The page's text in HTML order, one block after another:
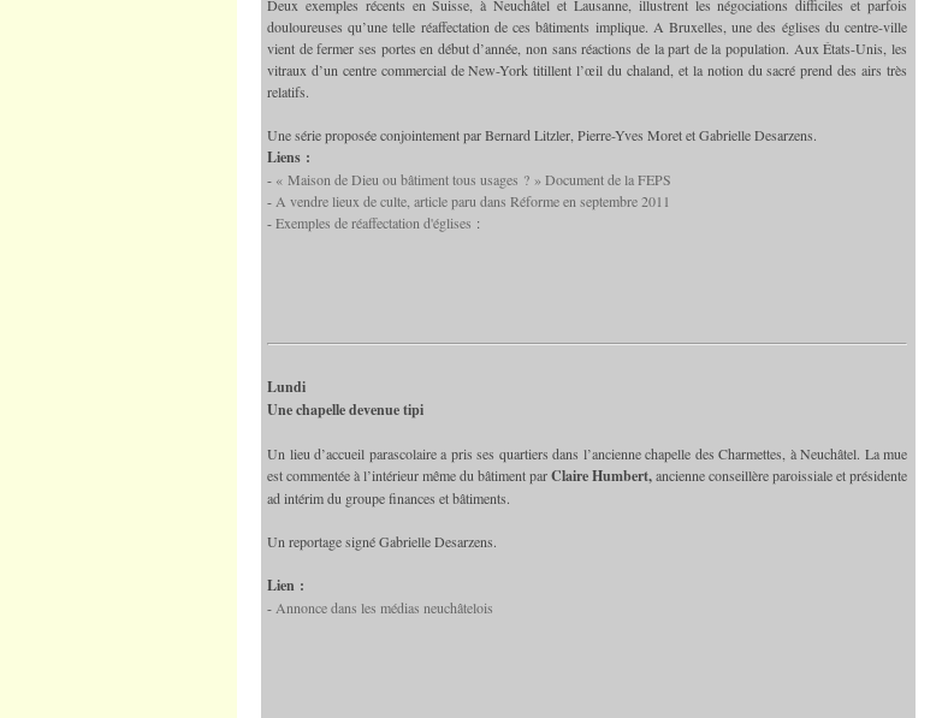
Deux exemples récents en Suisse, à Neuchâtel et Lausanne, illustrent les négociations difficiles et parfois
douloureuses qu’une telle réaffectation de ces bâtiments implique. A Bruxelles, une des églises du centre-ville
vient de fermer ses portes en début d’année, non sans réactions de la part de la population. Aux États-Unis, les
vitraux d’un centre commercial de New-York titillent l’œil du chaland, et la notion du sacré prend des airs très
relatifs.
Une série proposée conjointement par Bernard Litzler, Pierre-Yves Moret et Gabrielle Desarzens.
Liens :
- « Maison de Dieu ou bâtiment tous usages ? » Document de la FEPS
- A vendre lieux de culte, article paru dans Réforme en septembre 2011
-Exemples de réaffectation d'églises :
Lundi
Une chapelle devenue tipi
Un lieu d’accueil parascolaire a pris ses quartiers dans l’ancienne chapelle des Charmettes, à Neuchâtel. La mue
est commentée à l’intérieur même du bâtiment parClaire Humbert,ancienne conseillère paroissiale et présidente
ad intérim du groupe finances et bâtiments.
Un reportage signé Gabrielle Desarzens.
Lien :
- Annonce dans les médias neuchâtelois